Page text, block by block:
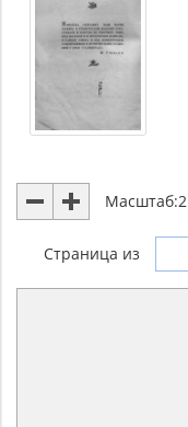
Масштаб:2
Страница из